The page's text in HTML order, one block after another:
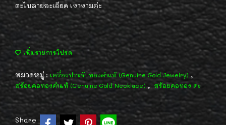
ตะไบลายละเอียด เงางามค่ะ
เพิ่มรายการโปรด
หมวดหมู่ : เครื่องประดับทองคำแท้ (Genuine Gold Jewelry) ,
สร้อยคอทองคำแท้ (Genuine Gold Necklace) , สร้อยคอทอง ค่ะ
Share